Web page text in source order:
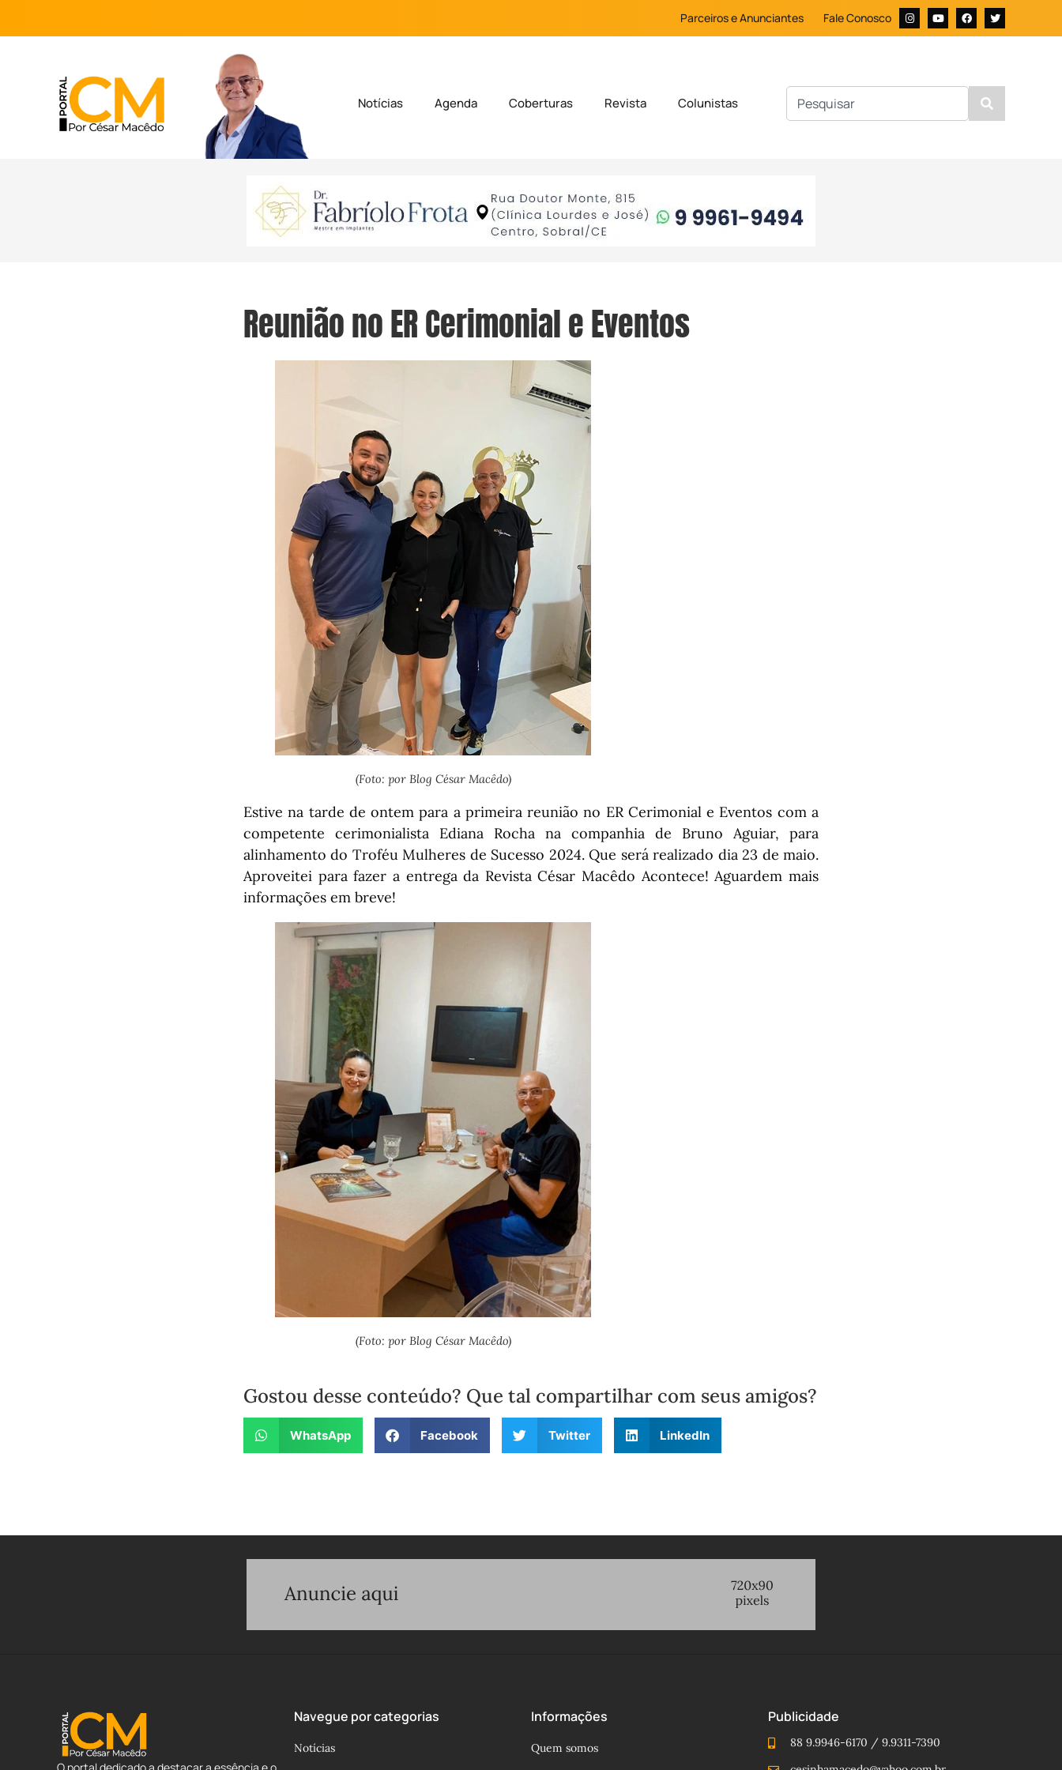
Parceiros e Anunciantes Fale Conosco
Notícias Agenda Coberturas Revista Colunistas
Reunião no ER Cerimonial e Eventos
(Foto: por Blog César Macêdo)
Estive na tarde de ontem para a primeira reunião no ER Cerimonial e Eventos com a
competente cerimonialista Ediana Rocha na companhia de Bruno Aguiar, para
alinhamento do Troféu Mulheres de Sucesso 2024. Que será realizado dia 23 de maio.
Aproveitei para fazer a entrega da Revista César Macêdo Acontece! Aguardem mais
informações em breve!
(Foto: por Blog César Macêdo)
Gostou desse conteúdo? Que tal compartilhar com seus amigos?
WhatsApp Facebook Twitter LinkedIn
Navegue por categorias
Notícias
Informações
Quem somos
Publicidade
88 9.9946-6170 / 9.9311-7390